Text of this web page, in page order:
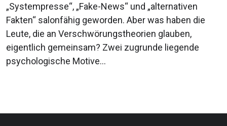
„Systempresse“, „Fake-News“ und „alternativen
Fakten“ salonfähig geworden. Aber was haben die
Leute, die an Verschwörungstheorien glauben,
eigentlich gemeinsam? Zwei zugrunde liegende
psychologische Motive...